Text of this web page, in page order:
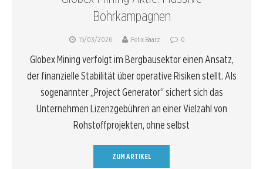
Bohrkampagnen
15/03/2026 Felix Baarz 0
Globex Mining verfolgt im Bergbausektor einen Ansatz,
der finanzielle Stabilität über operative Risiken stellt. Als
sogenannter „Project Generator“ sichert sich das
Unternehmen Lizenzgebühren an einer Vielzahl von
Rohstoffprojekten, ohne selbst
ZUM ARTIKEL